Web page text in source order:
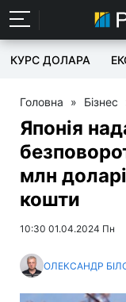
КУРС ДОЛАРА
Головна » Бізнес
Японія
млн
кошти
10:30 01.04.2024 Пн
ОЛЕКСАНДР